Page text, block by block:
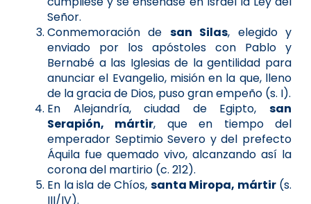
Señor.
Conmemoración de san Silas, elegido y
enviado por los apóstoles con Pablo y
Bernabé a las Iglesias de la gentilidad para
anunciar el Evangelio, misión en la que, lleno
de la gracia de Dios, puso gran empeño (s. I).
En Alejandría, ciudad de Egipto, san
Serapión, mártir, que en tiempo del
emperador Septimio Severo y del prefecto
Áquila fue quemado vivo, alcanzando así la
corona del martirio (c. 212).
En la isla de Chíos, santa Miropa, mártir(s.
III/IV).